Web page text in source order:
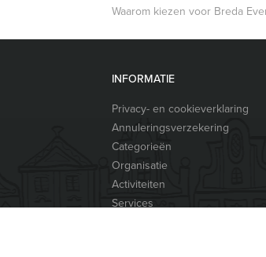
Waarom kiezen voor Breda
INFORMATIE
Privacy- en cookieverklaring
Annuleringsverzekering
Categorieën
Organisatie
Activiteiten
Services